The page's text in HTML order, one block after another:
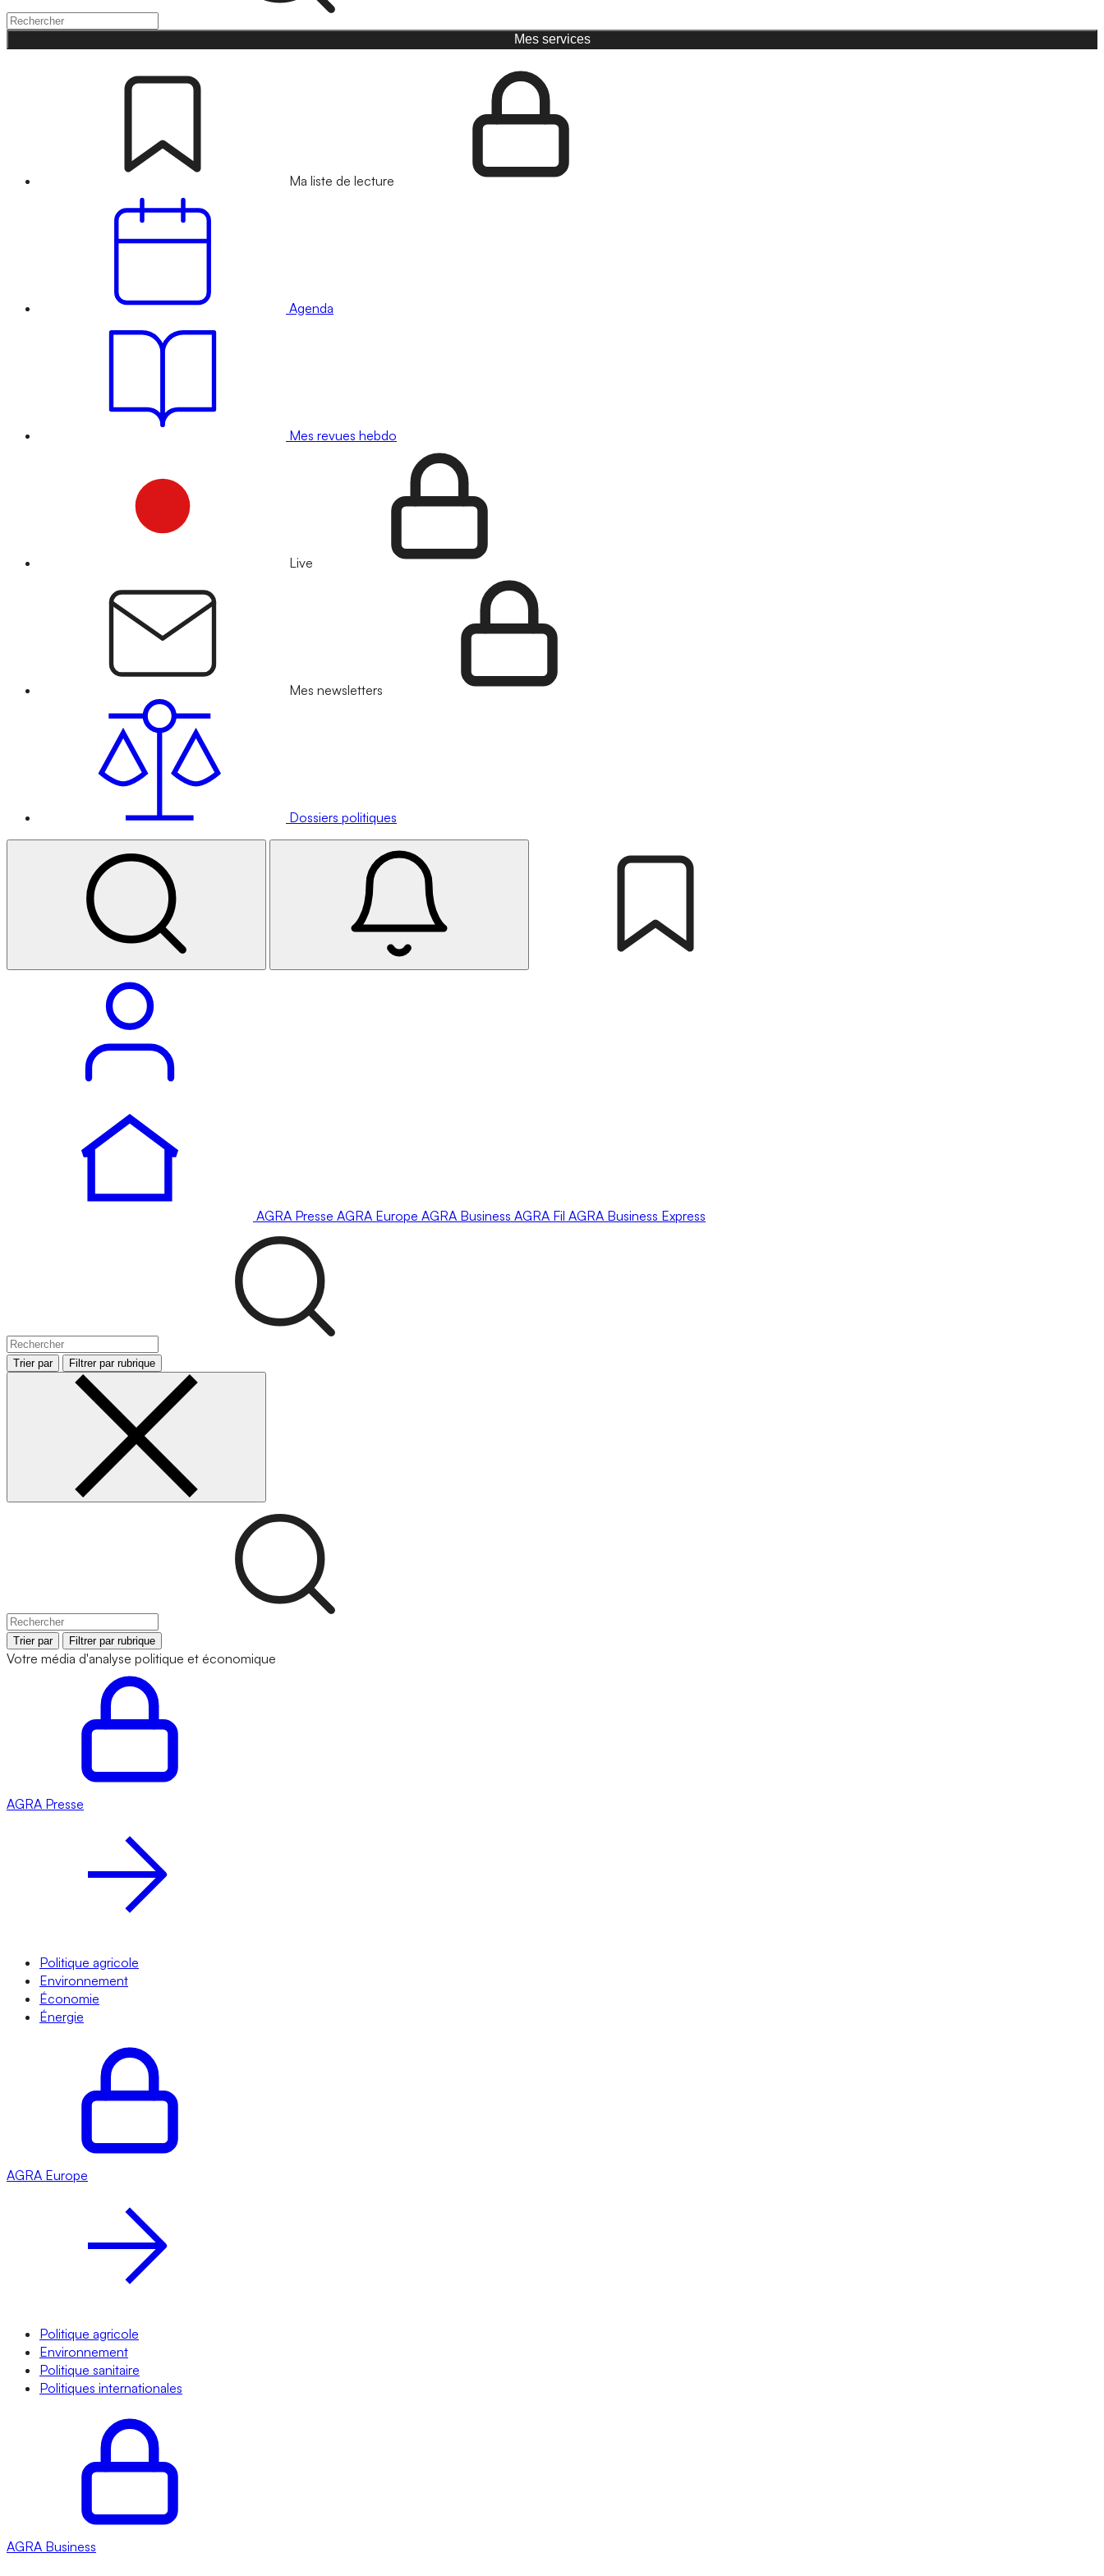
Mes services
Ma liste de lecture
Agenda
Mes revues hebdo
Live
Mes newsletters
Dossiers politiques
AGRA Presse AGRA Europe AGRA Business AGRA Fil AGRA Business Express
Trier par Filtrer par rubrique
Trier par Filtrer par rubrique
Votre média d'analyse politique et économique
AGRA Presse
Politique agricole
Environnement
Économie
Énergie
AGRA Europe
Politique agricole
Environnement
Politique sanitaire
Politiques internationales
AGRA Business